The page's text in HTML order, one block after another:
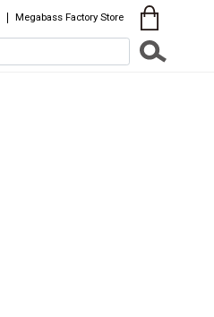
Megabass Factory Store